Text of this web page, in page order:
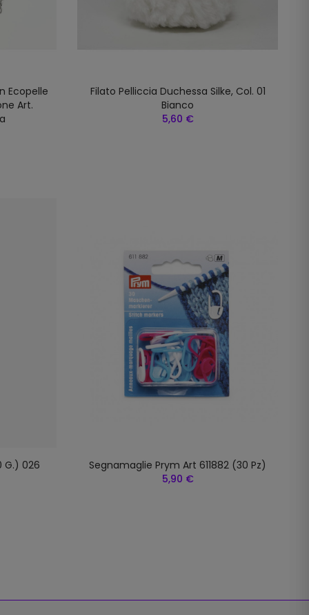
Ecopelle
Art.
Filato Pelliccia Duchessa Silke, Col. 01
Bianco
5,60 €
G.) 026
Segnamaglie Prym Art 611882 (30 Pz)
5,90 €